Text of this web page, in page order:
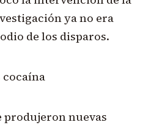
ya no era
de los disparos.
produjeron nuevas